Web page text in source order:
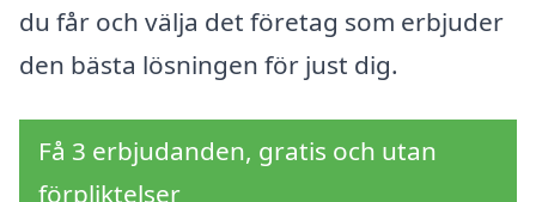
du får och välja det företag som erbjuder
den bästa lösningen för just dig.
Få 3 erbjudanden, gratis och utan
förpliktelser